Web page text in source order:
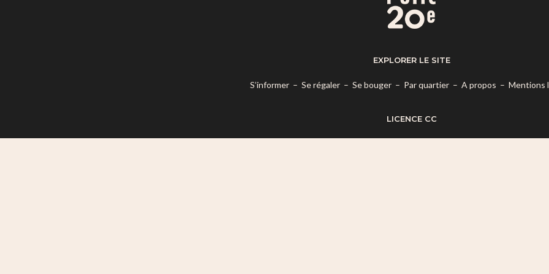
EXPLORER LE SITE
S’informer– Se régaler– Se bouger– Par quartier– A propos – Mentions
LICENCE CC